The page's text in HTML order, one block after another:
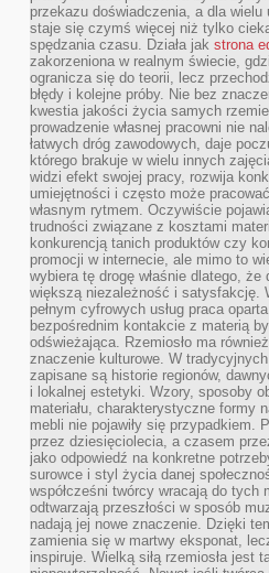
przekazu doświadczenia, a dla wielu
staje się czymś więcej niż tylko
spędzania czasu. Działa jak strona
zakorzeniona w realnym świecie,
ogranicza się do teorii, lecz
błędy i kolejne próby. Nie bez
kwestia jakości życia samych
prowadzenie własnej pracowni nie
łatwych dróg zawodowych, daje
którego brakuje w wielu innych
widzi efekt swojej pracy, rozwija
umiejętności i często może
własnym rytmem. Oczywiście
trudności związane z kosztami
konkurencją tanich produktów czy
promocji w internecie, ale mimo to
wybiera tę drogę właśnie dlatego, że
większą niezależność i satysfakcję.
pełnym cyfrowych usług praca
bezpośrednim kontakcie z materią
odświeżająca. Rzemiosło ma
znaczenie kulturowe. W
zapisane są historie regionów,
i lokalnej estetyki. Wzory, sposoby
materiału, charakterystyczne formy
mebli nie pojawiły się przypadkiem.
przez dziesięciolecia, a czasem
jako odpowiedź na konkretne
surowce i styl życia danej
współcześni twórcy wracają do tych
odtwarzają przeszłości w sposób
nadają jej nowe znaczenie. Dzięki
zamienia się w martwy eksponat,
inspiruje. Wielką siłą rzemiosła jest